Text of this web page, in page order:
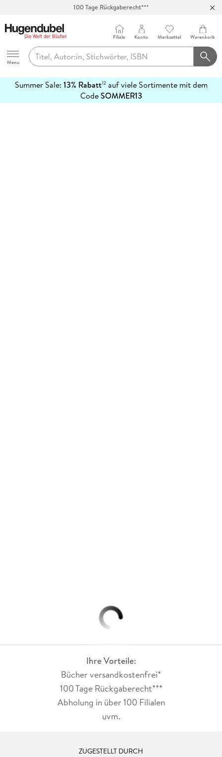
100 Tage Rückgaberecht***
Hugendubel
Menu
Filiale Konto Merkzettel Warenkorb
Summer Sale: 13% Rabatt12auf viele Sortimente mit dem
CodeSOMMER13
erfahren
Ihre Vorteile:
Bücher versandkostenfrei*
100 Tage Rückgaberecht***
Abholung in über 100 Filialen
uvm.
ZUGESTELLT DURCH